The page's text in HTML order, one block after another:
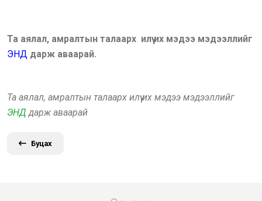
Та аялал, амралтын талаарх илүү их мэдээ мэдээллийг
ЭНД дарж аваарай.
Та аялал, амралтын талаарх илүү их мэдээ мэдээллийг
ЭНД дарж аваарай
Буцах